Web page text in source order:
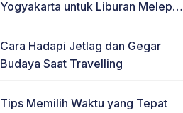
Yogyakarta untuk Liburan Melepas
Cara Hadapi Jetlag dan Gegar
Budaya Saat Travelling
Tips Memilih Waktu yang Tepat